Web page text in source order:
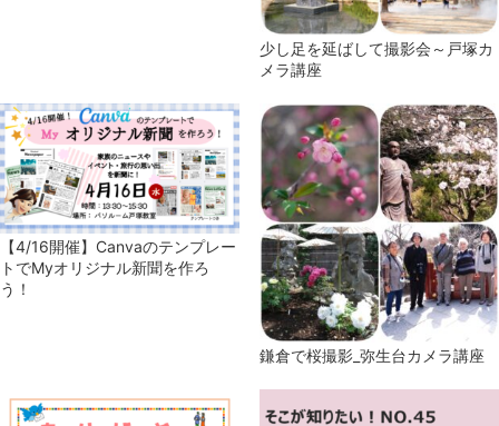
少し足を延ばして撮影会～戸塚カ
メラ講座
【4/16開催】Canvaのテンプレー
トでMyオリジナル新聞を作ろ
う！
鎌倉で桜撮影_弥生台カメラ講座